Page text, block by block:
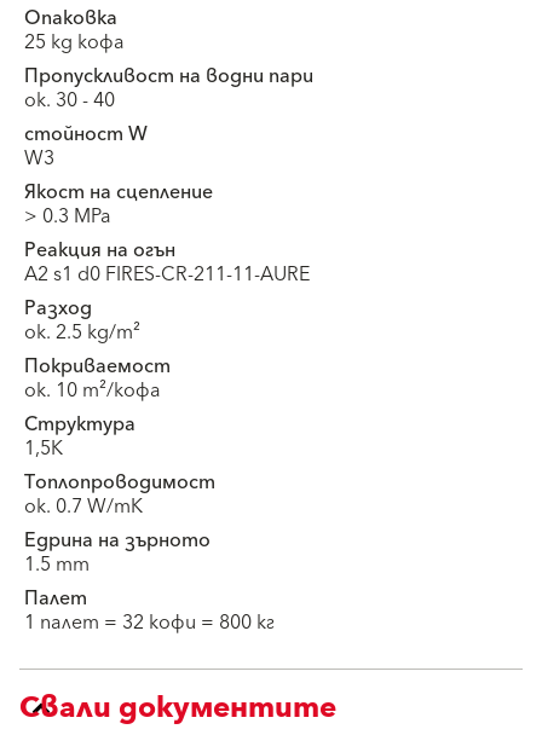
Опаковка
25 kg кофа
Пропускливост на водни пари
ок. 30 - 40
стойност W
W3
Якост на сцепление
> 0.3 MPa
Реакция на огън
A2 s1 d0 FIRES-CR-211-11-AURE
Разход
ок. 2.5 kg/m²
Покриваемост
ок. 10 m²/кофа
Структура
1,5K
Топлопроводимост
ок. 0.7 W/mK
Едрина на зърното
1.5 mm
Палет
1 палет = 32 кофи = 800 кг
Свали документите